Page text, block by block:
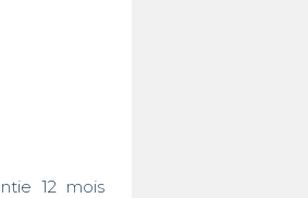
12 mois